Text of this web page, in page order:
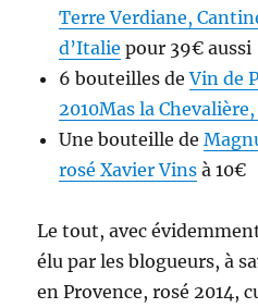
Terre Verdiane,
d’Italie pour 39€ aussi
6 bouteilles deVin de
2010Mas la
Une bouteille de
rosé Xavier Vins à 10€
Le tout, avec
élu par les blogueurs, à
en Provence, rosé 2014,